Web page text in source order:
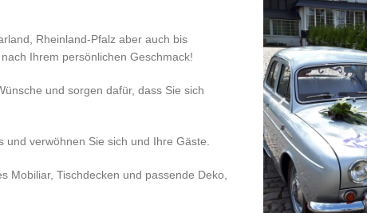
Rheinland-Pfalz aber auch bis
Ihrem persönlichen Geschmack!
und sorgen dafür, dass Sie sich
und verwöhnen Sie sich und Ihre Gäste.
Mobiliar, Tischdecken und passende Deko,